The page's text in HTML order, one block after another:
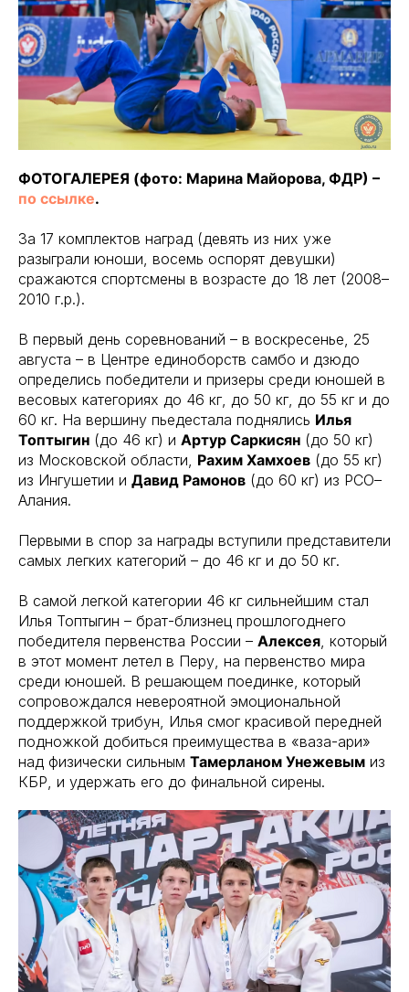
ФОТОГАЛЕРЕЯ (фото: Марина Майорова, ФДР) –
по ссылке.
За 17 комплектов наград (девять из них уже
разыграли юноши, восемь оспорят девушки)
сражаются спортсмены в возрасте до 18 лет (2008–
2010 г.р.).
В первый день соревнований – в воскресенье, 25
августа – в Центре единоборств самбо и дзюдо
определись победители и призеры среди юношей в
весовых категориях до 46 кг, до 50 кг, до 55 кг и до
60 кг. На вершину пьедестала поднялись Илья
Топтыгин (до 46 кг) и Артур Саркисян (до 50 кг)
из Московской области, Рахим Хамхоев (до 55 кг)
из Ингушетии и Давид Рамонов (до 60 кг) из РСО–
Алания.
Первыми в спор за награды вступили представители
самых легких категорий – до 46 кг и до 50 кг.
В самой легкой категории 46 кг сильнейшим стал
Илья Топтыгин – брат-близнец прошлогоднего
победителя первенства России – Алексея, который
в этот момент летел в Перу, на первенство мира
среди юношей. В решающем поединке, который
сопровождался невероятной эмоциональной
поддержкой трибун, Илья смог красивой передней
подножкой добиться преимущества в «ваза-ари»
над физически сильным Тамерланом Унежевым из
КБР, и удержать его до финальной сирены.